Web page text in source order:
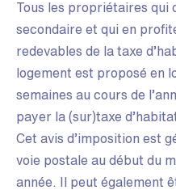
Tous les propriétaires qui
secondaire et qui en
redevables de la taxe
logement est proposé en
semaines au cours de
payer la (sur)taxe
Cet avis d’imposition est
voie postale au début du
année. Il peut également